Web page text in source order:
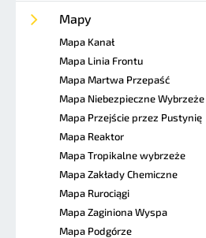
Mapy
Mapa Kanał
Mapa Linia Frontu
Mapa Martwa Przepaść
Mapa Niebezpieczne Wybrzeże
Mapa Przejście przez Pustynię
Mapa Reaktor
Mapa Tropikalne wybrzeże
Mapa Zakłady Chemiczne
Mapa Rurociągi
Mapa Zaginiona Wyspa
Mapa Podgórze